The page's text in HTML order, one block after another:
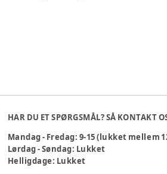
HAR DU ET SPØRGSMÅL? SÅ KONTAKT
Mandag - Fredag: 9-15 (lukket mellem
Lørdag - Søndag: Lukket
Helligdage: Lukket